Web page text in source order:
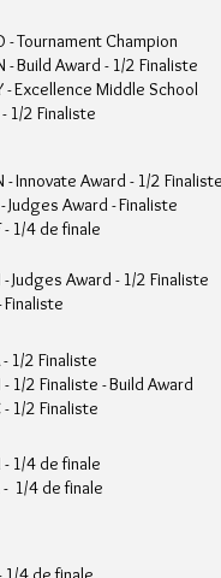
- Tournament Champion
- Build Award - 1/2 Finaliste
- Excellence Middle School
1/2 Finaliste
- Innovate Award - 1/2 Finaliste
Judges Award - Finaliste
- 1/4 de finale
Judges Award - 1/2 Finaliste
Finaliste
1/2 Finaliste
1/2 Finaliste - Build Award
1/2 Finaliste
1/4 de finale
- 1/4 de finale